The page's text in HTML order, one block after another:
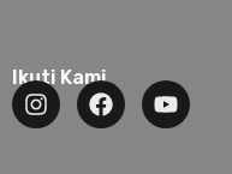
Ikuti Kami